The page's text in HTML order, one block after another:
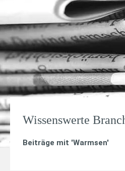
Wissenswerte
Beiträge mit 'Warmsen'